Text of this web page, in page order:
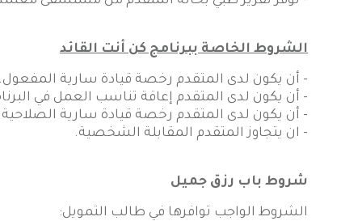
الشروط الخاصة ببرنامج كن أنت القائد
- أن يكون لدى المتقدم رخصة قيادة سارية المفعول.
- أن يكون لدى المتقدم إعاقة تناسب العمل في
- أن يكون لدى المتقدم رخصة قيادة سارية الصلاحية.
- ان يتجاوز المتقدم المقابلة الشخصية.
شروط باب رزق جميل
الشروط الواجب توافرها في طالب التمويل: